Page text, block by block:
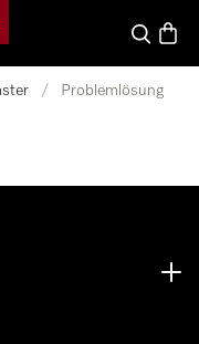
Suche
/ Problemlösung